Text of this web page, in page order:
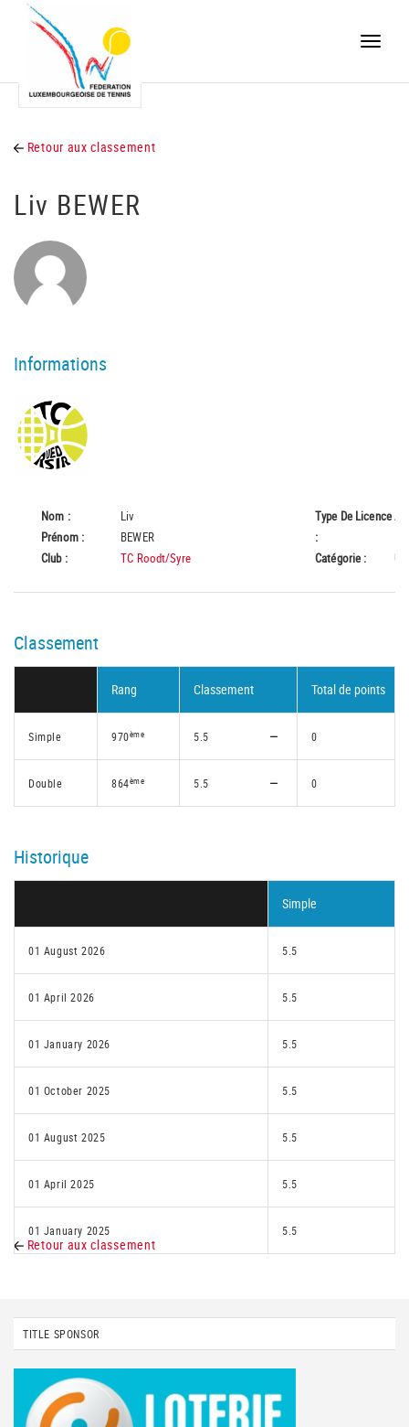
Toggle
Retour aux classement
Liv BEWER
Informations
Nom :
Liv
Prénom :
BEWER
Club :
TC Roodt/Syre
Type De Licence
:
A
Catégorie :
Classement
Rang Classement Total de points
Simple 970ème 5.5 0
Double 864ème 5.5 0
Historique
Simple
01 August 2026 5.5
01 April 2026 5.5
01 January 2026 5.5
01 October 2025 5.5
01 August 2025 5.5
01 April 2025 5.5
01 January 2025 5.5
Retour aux classement
TITLE SPONSOR